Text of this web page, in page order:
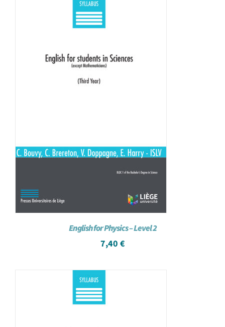
English for Physics – Level 2
7,40 €